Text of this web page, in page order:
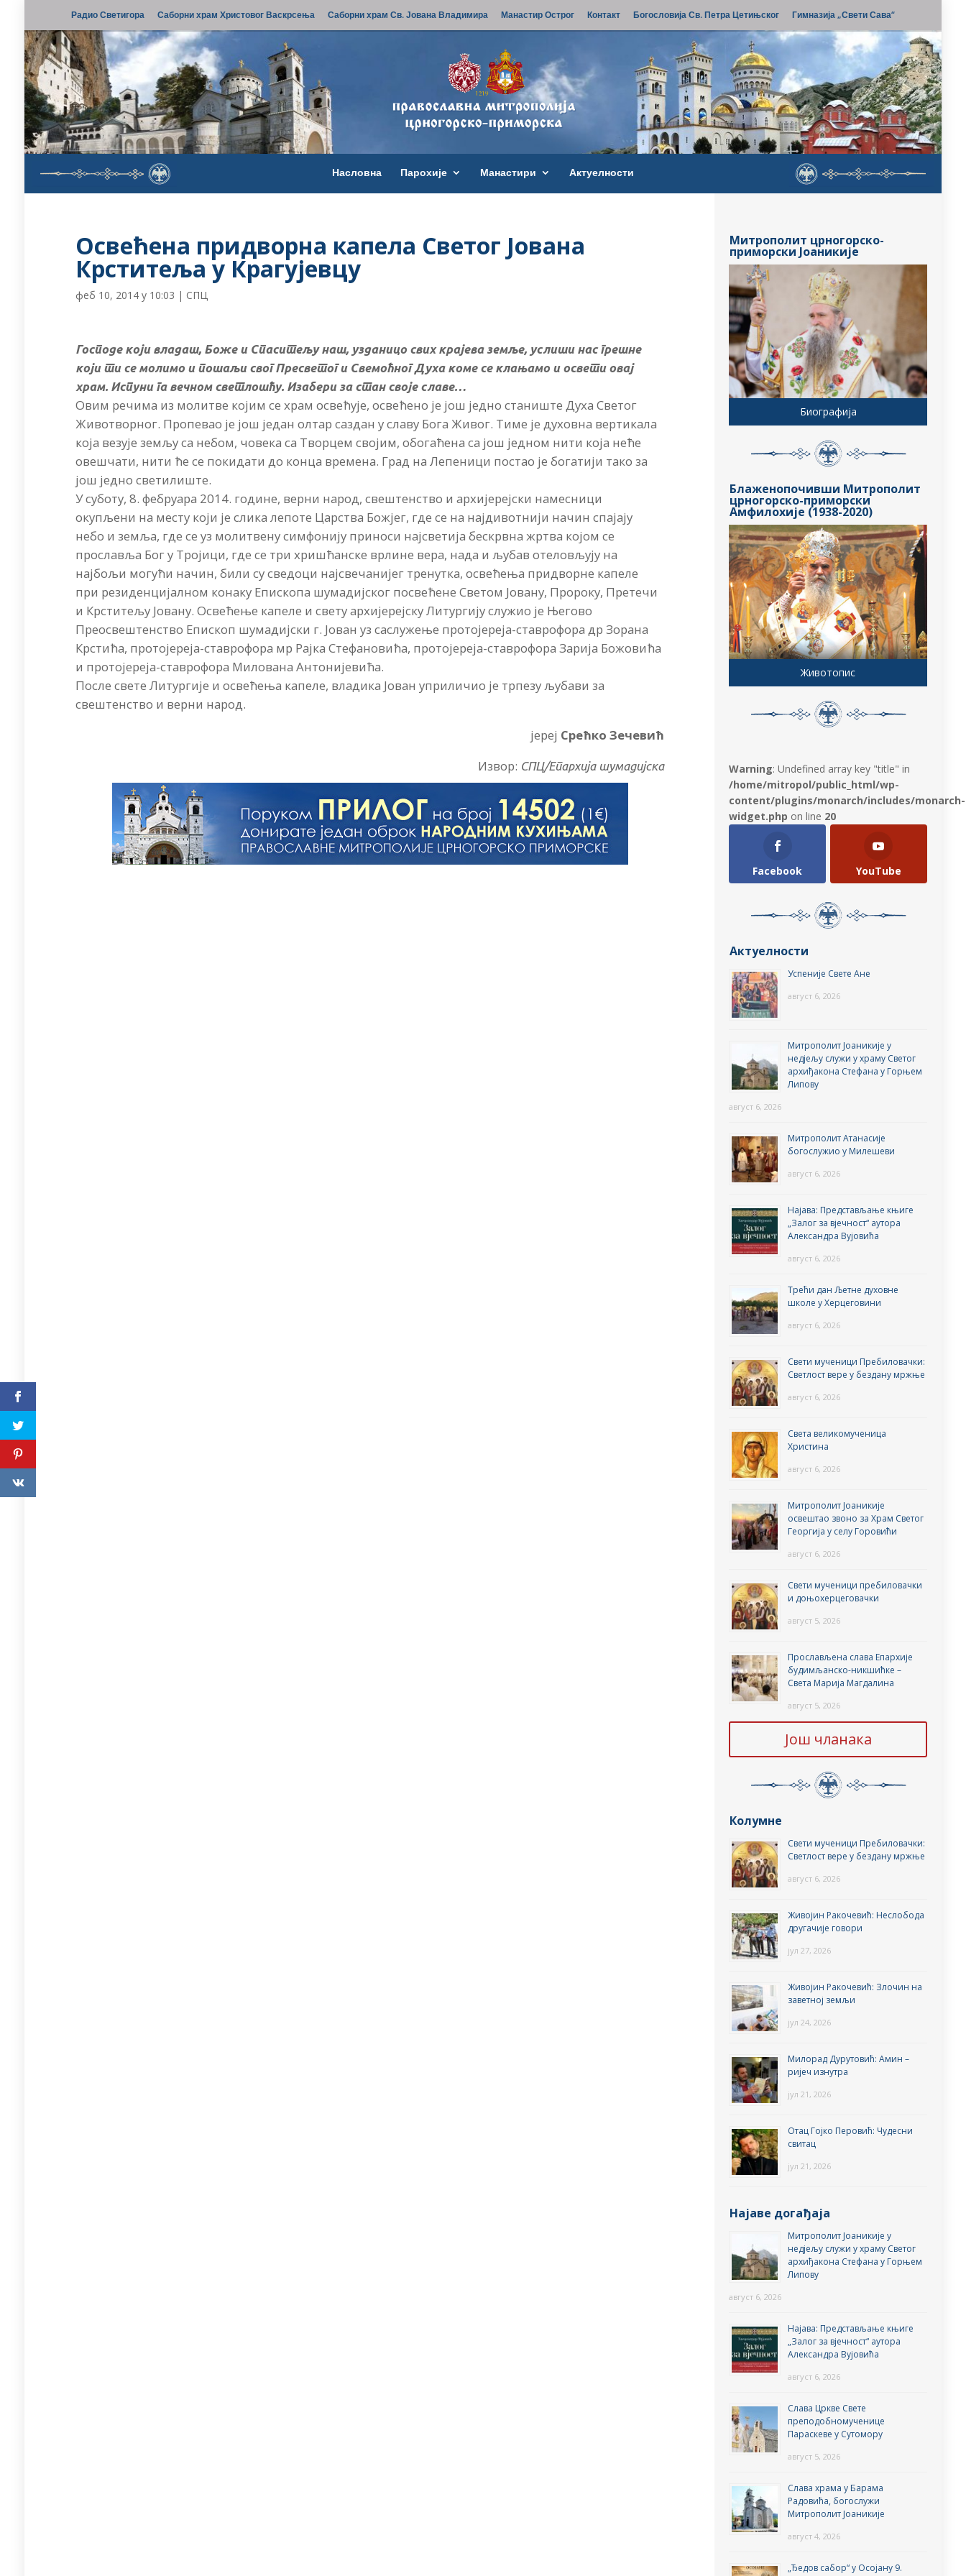
Радио Светигора Саборни храм Христовог Васкрсења Саборни храм Св. Јована Владимира Манастир Острог Контакт Богословија Св. Петра Цетињског Гимназија „Свети Сава“
Насловна Парохије Манастири Актуелности
Освећена придворна капела Светог Јована
Крститеља у Крагујевцу
феб 10, 2014 у 10:03 | СПЦ
Господе који владаш, Боже и Спаситељу наш, узданицо свих крајева земље, услиши нас грешне
који ти се молимо и пошаљи свог Пресветог и Свемоћног Духа коме се клањамо и освети овај
храм. Испуни га вечном светлошћу. Изабери за стан своје славе…
Овим речима из молитве којим се храм освећује, освећено је још једно станиште Духа Светог
Животворног. Пропевао је још један олтар саздан у славу Бога Живог. Тиме је духовна вертикала
која везује земљу са небом, човека са Творцем својим, обогаћена са још једном нити која неће
овешчати, нити ће се покидати до конца времена. Град на Лепеници постао је богатији тако за
још једно светилиште.
У суботу, 8. фебруара 2014. године, верни народ, свештенство и архијерејски намесници
окупљени на месту који је слика лепоте Царства Божјег, где се на најдивотнији начин спајају
небо и земља, где се уз молитвену симфонију приноси најсветија бескрвна жртва којом се
прославља Бог у Тројици, где се три хришћанске врлине вера, нада и љубав отеловљују на
најбољи могући начин, били су сведоци најсвечанијег тренутка, освећења придворне капеле
при резиденцијалном конаку Епископа шумадијског посвећене Светом Јовану, Пророку, Претечи
и Крститељу Јовану. Освећење капеле и свету архијерејску Литургију служио је Његово
Преосвештенство Епископ шумадијски г. Јован уз саслужење протојереја-ставрофора др Зорана
Крстића, протојереја-ставрофора мр Рајка Стефановића, протојереја-ставрофора Зарија Божовића
и протојереја-ставрофора Милована Антонијевића.
После свете Литургије и освећења капеле, владика Јован уприличио је трпезу љубави за
свештенство и верни народ.
јереј Срећко Зечевић
Извор: СПЦ/Епархија шумадијска
Митрополит црногорско-
приморски Јоаникије
Биографија
Блаженопочивши Митрополит
црногорско-приморски
Амфилохије (1938-2020)
Животопис
Warning: Undefined array key "title" in
/home/mitropol/public_html/wp-
content/plugins/monarch/includes/monarch-
widget.php on line 20
Facebook YouTube
Актуелности
Успеније Свете Ане
август 6, 2026
Митрополит Јоаникије у
недјељу служи у храму Светог
архиђакона Стефана у Горњем
Липову
август 6, 2026
Митрополит Атанасије
богослужио у Милешеви
август 6, 2026
Најава: Представљање књиге
„Залог за вјечност“ аутора
Александра Вујовића
август 6, 2026
Трећи дан Љетне духовне
школе у Херцеговини
август 6, 2026
Свети мученици Пребиловачки:
Светлост вере у бездану мржње
август 6, 2026
Света великомученица
Христина
август 6, 2026
Митрополит Јоаникије
освештао звоно за Храм Светог
Георгија у селу Горовићи
август 6, 2026
Свети мученици пребиловачки
и доњохерцеговачки
август 5, 2026
Прослављена слава Епархије
будимљанско-никшићке –
Света Марија Магдалина
август 5, 2026
Још чланака
Колумне
Свети мученици Пребиловачки:
Светлост вере у бездану мржње
август 6, 2026
Живојин Ракочевић: Неслобода
другачије говори
јул 27, 2026
Живојин Ракочевић: Злочин на
заветној земљи
јул 24, 2026
Милорад Дурутовић: Амин –
ријеч изнутра
јул 21, 2026
Отац Гојко Перовић: Чудесни
свитац
јул 21, 2026
Најаве догађаја
Митрополит Јоаникије у
недјељу служи у храму Светог
архиђакона Стефана у Горњем
Липову
август 6, 2026
Најава: Представљање књиге
„Залог за вјечност“ аутора
Александра Вујовића
август 6, 2026
Слава Цркве Свете
преподобномученице
Параскеве у Сутомору
август 5, 2026
Слава храма у Барама
Радовића, богослужи
Митрополит Јоаникије
август 4, 2026
„Ђедов сабор“ у Осојану 9.